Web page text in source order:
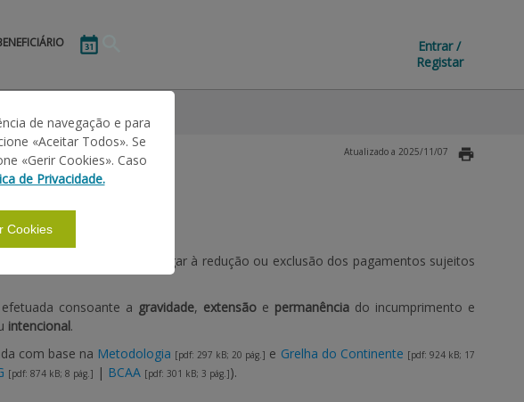
Entrar /
Registar
Atualizado a 2025/11/07
haverá lugar à redução ou exclusão dos pagamentos sujeitos
consoante a gravidade, extensãoe permanênciado incumprimento e
intencional.
com base na Metodologia [pdf: 297 kB; 20 pág.] e Grelha do Continente [pdf: 924 kB; 17
[pdf: 874 kB; 8 pág.] | BCAA [pdf: 301 kB; 3 pág.]).
de navegação e para
«Aceitar Todos». Se
«Gerir Cookies». Caso
de Privacidade.
Cookies